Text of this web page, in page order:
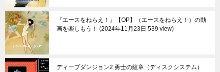
『エースをねらえ！』【OP】（エースをねらえ！）の動
画を楽しもう！
2024年11月23日 539 view
ディープダンジョン2 勇士の紋章（ディスクシステム）